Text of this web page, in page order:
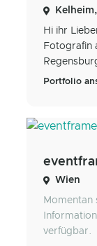
Hi ihr
Fotografin
Portfolio
Wien
Momentan
verfügbar.